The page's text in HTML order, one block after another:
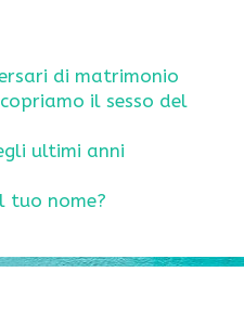
di matrimonio
il sesso del
ultimi anni
tuo nome?